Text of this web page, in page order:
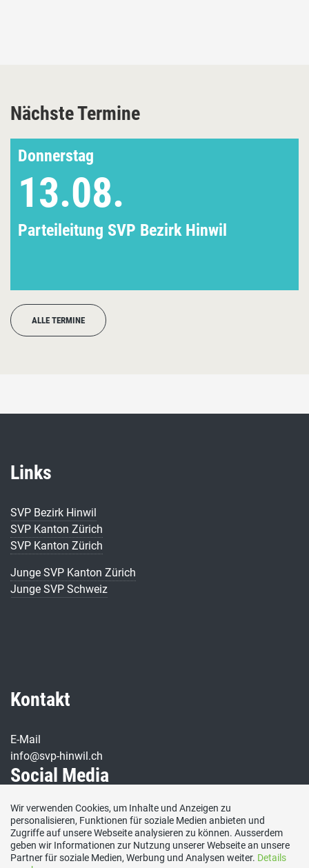
Nächste Termine
Donnerstag
13.08.
Parteileitung SVP Bezirk Hinwil
ALLE TERMINE
Links
SVP Bezirk Hinwil
SVP Kanton Zürich
SVP Kanton Zürich
Junge SVP Kanton Zürich
Junge SVP Schweiz
Kontakt
E-Mail
info@svp-hinwil.ch
Social Media
Besuchen Sie uns bei:
Wir verwenden Cookies, um Inhalte und Anzeigen zu
personalisieren, Funktionen für soziale Medien anbieten und
Zugriffe auf unsere Webseite analysieren zu können. Ausserdem
geben wir Informationen zur Nutzung unserer Webseite an unsere
Partner für soziale Medien, Werbung und Analysen weiter. Details